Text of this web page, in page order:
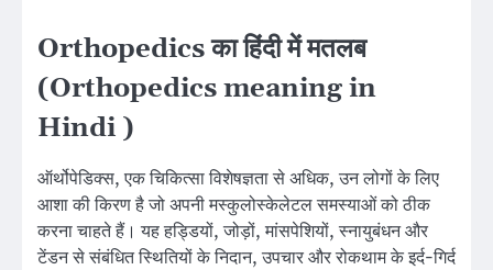
Orthopedics का हिंदी में मतलब
(Orthopedics meaning in
Hindi )
ऑर्थोपेडिक्स, एक चिकित्सा विशेषज्ञता से अधिक, उन लोगों के लिए
आशा की किरण है जो अपनी मस्कुलोस्केलेटल समस्याओं को ठीक
करना चाहते हैं। यह हड्डियों, जोड़ों, मांसपेशियों, स्नायुबंधन और
टेंडन से संबंधित स्थितियों के निदान, उपचार और रोकथाम के इर्द-गिर्द